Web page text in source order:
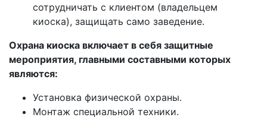
сотрудничать с клиентом (владельцем
киоска), защищать само заведение.
Охрана киоска включает в себя защитные
мероприятия, главными составными которых
являются:
Установка физической охраны.
Монтаж специальной техники.